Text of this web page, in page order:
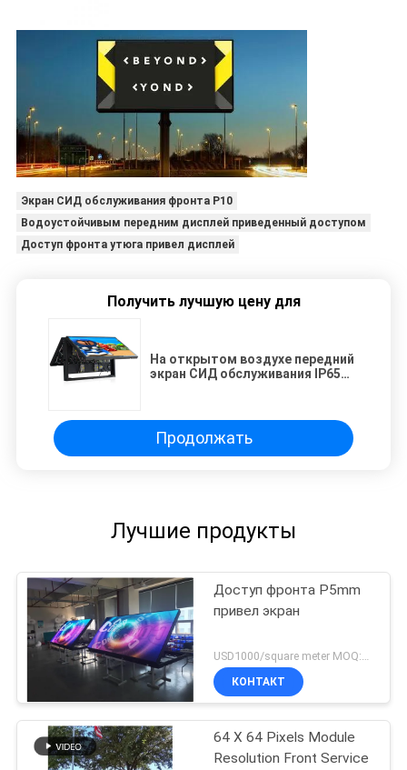
Экран СИД обслуживания фронта P10
Водоустойчивым передним дисплей приведенный доступом
Доступ фронта утюга привел дисплей
Получить лучшую цену для
На открытом воздухе передний
экран СИД обслуживания IP65
Продолжать
Лучшие продукты
Доступ фронта P5mm
привел экран
USD1000/square meter MOQ:1PC
КОНТАКТ
64 X 64 Pixels Module
Resolution Front Service